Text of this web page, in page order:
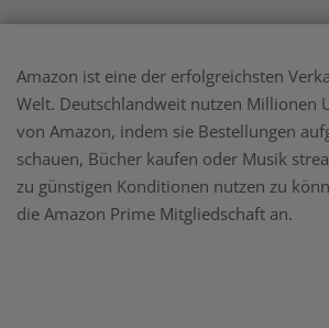
Amazon ist eine der erfolgreichsten
Welt. Deutschlandweit nutzen Millionen
von Amazon, indem sie Bestellungen
schauen, Bücher kaufen oder Musik
zu günstigen Konditionen nutzen zu
die Amazon Prime Mitgliedschaft an.